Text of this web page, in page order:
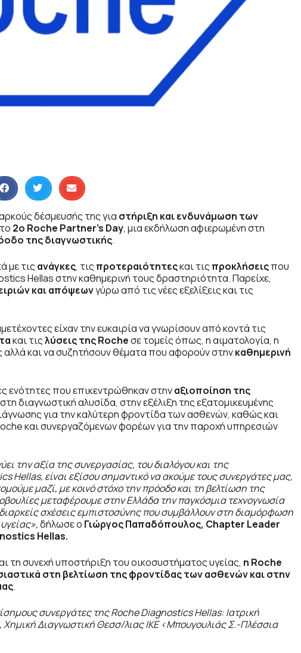
δέσμευσής της για στήριξη και ενδυνάμωση των
2ο Roche Partner’s Day, μια εκδήλωση αφιερωμένη στη
της διαγνωστικής.
με τις ανάγκες, τις προτεραιότητεςκαι τις προκλήσειςπου
Hellas στην καθημερινή τους δραστηριότητα. Παρείχε,
και απόψεωνγύρω από τις νέες εξελίξεις και τις
είχαν την ευκαιρία να γνωρίσουν από κοντά τις
και τιςλύσεις της Rocheσε τομείς όπως, η αιματολογία, η
και να συζητήσουν θέματα που αφορούν στηνκαθημερινή
ενότητες που επικεντρώθηκαν στηναξιοποίηση της
στη διαγνωστική αλυσίδα, στην εξέλιξη της εξατομικευμένης
για την καλύτερη φροντίδα των ασθενών, καθώς και
και συνεργαζόμενων φορέων για την παροχή υπηρεσιών
την αξία της συνεργασίας, του διαλόγου και της
Hellas, είναι εξίσου σημαντικό να ακούμε τους συνεργάτες μας,
μαζί, με κοινό στόχο την πρόοδο και τη βελτίωση της
μεταφέρουμε στην Ελλάδα την παγκόσμια τεχνογνωσία
διαρκείς σχέσεις εμπιστοσύνης που συμβάλλουν στη διαμόρφωση
δήλωσε ο Γιώργος Παπαδόπουλος, Chapter Leader
Hellas.
τη συνεχή υποστήριξη του οικοσυστήματος υγείας, η Roche
στη βελτίωση της φροντίδας των ασθενών και στην
.
συνεργάτες της Roche Diagnostics Hellas: Ιατρική
Διαγνωστική Θεσσ/λιας IKE <Μπουγουλιάς Σ.-Πλέσσια